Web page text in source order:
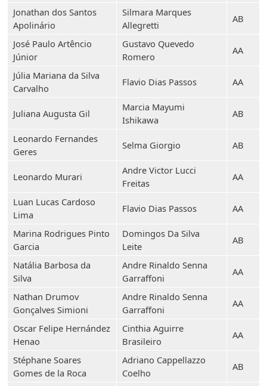
Jonathan dos Santos
Apolinário
Silmara Marques
Allegretti
AB
José Paulo Artêncio
Júnior
Gustavo Quevedo
Romero
AA
Júlia Mariana da Silva
Carvalho
Flavio Dias Passos AA
Juliana Augusta Gil
Marcia Mayumi
Ishikawa
AB
Leonardo Fernandes
Geres
Selma Giorgio AB
Leonardo Murari
Andre Victor Lucci
Freitas
AA
Luan Lucas Cardoso
Lima
Flavio Dias Passos AA
Marina Rodrigues Pinto
Garcia
Domingos Da Silva
Leite
AB
Natália Barbosa da
Silva
Andre Rinaldo Senna
Garraffoni
AA
Nathan Drumov
Gonçalves Simioni
Andre Rinaldo Senna
Garraffoni
AA
Oscar Felipe Hernández
Henao
Cinthia Aguirre
Brasileiro
AA
Stéphane Soares
Gomes de la Roca
Adriano Cappellazzo
Coelho
AB